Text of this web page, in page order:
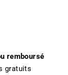
remboursé
gratuits